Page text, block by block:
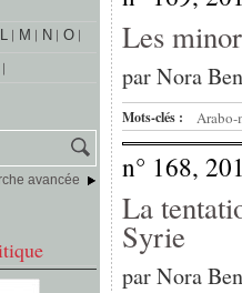
L M N
O
avancée
Les
parNora
Mots-clés : Arabo-
n° 168,
La
Syrie
parNora